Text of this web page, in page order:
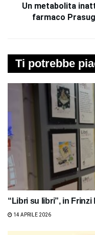
Un metabolita
farmaco
Ti potrebbe
“Libri su libri”, in
14 APRILE 2026